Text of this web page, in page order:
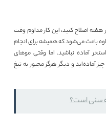
هفته اصلاح کنید، این کار مداوم وقت
باعث می‌شود که همیشه برای انجام
آماده نباشید. اما وقتی موهای
آماده‌اید و دیگر هرگز مجبور به تیغ
چه سنی است؟